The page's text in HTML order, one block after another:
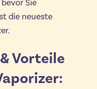
Sie
die neueste
Vorteile